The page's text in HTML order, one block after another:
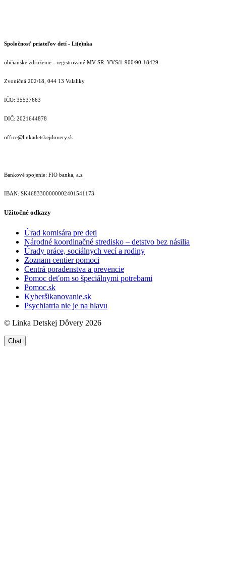
Spoločnosť priateľov detí - Li(e)nka
občianske združenie - registrované MV SR: VVS/1-900/90-18429
Zvoničná 202/18, 044 13 Valaliky
IČO: 35537663
DIČ: 2021644878
office@linkadetskejdovery.sk
Bankové spojenie: FIO banka, a.s.
IBAN: SK46833000000­02401541173
Užitočné odkazy
Úrad komisára pre deti
Národné koordinačné stredisko – detstvo bez násilia
Úrady práce, sociálnych vecí a rodiny
Zoznam centier pomoci
Centrá poradenstva a prevencie
Pomoc deťom so špeciálnymi potrebami
Pomoc.sk
Kyberšikanovanie.sk
Psychiatria nie je na hlavu
© Linka Detskej Dôvery 2026